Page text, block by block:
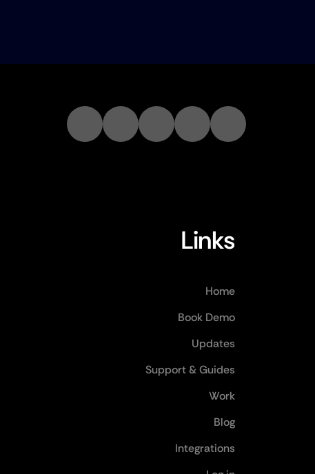
Links
Home
Book Demo
Updates
Support & Guides
Work
Blog
Integrations